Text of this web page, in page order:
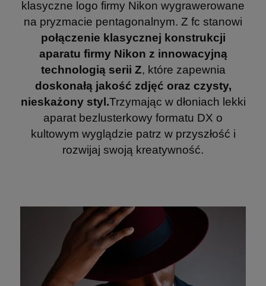
klasyczne logo firmy Nikon wygrawerowane
na pryzmacie pentagonalnym. Z fc stanowi
połączenie klasycznej konstrukcji
aparatu firmy Nikon z innowacyjną
technologią serii Z, które zapewnia
doskonałą jakość zdjęć oraz czysty,
nieskażony styl.Trzymając w dłoniach lekki
aparat bezlusterkowy formatu DX o
kultowym wyglądzie patrz w przyszłość i
rozwijaj swoją kreatywność.